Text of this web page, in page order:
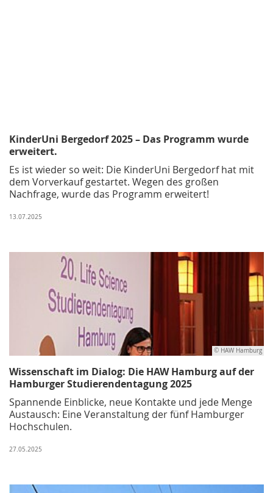
KinderUni Bergedorf 2025 – Das Programm wurde
erweitert.
Es ist wieder so weit: Die KinderUni Bergedorf hat mit
dem Vorverkauf gestartet. Wegen des großen
Nachfrage, wurde das Programm erweitert!
13.07.2025
© HAW Hamburg
Wissenschaft im Dialog: Die HAW Hamburg auf der
Hamburger Studierendentagung 2025
Spannende Einblicke, neue Kontakte und jede Menge
Austausch: Eine Veranstaltung der fünf Hamburger
Hochschulen.
27.05.2025